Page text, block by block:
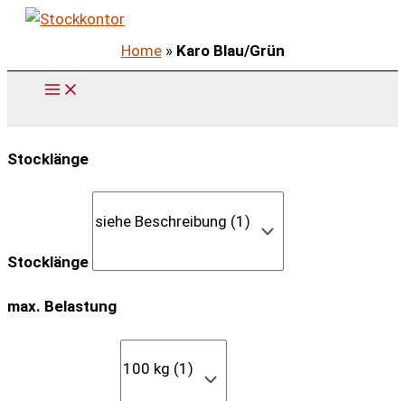
Zum
springen
Home» Karo Blau/Grün
Stocklänge
Stocklänge
max. Belastung